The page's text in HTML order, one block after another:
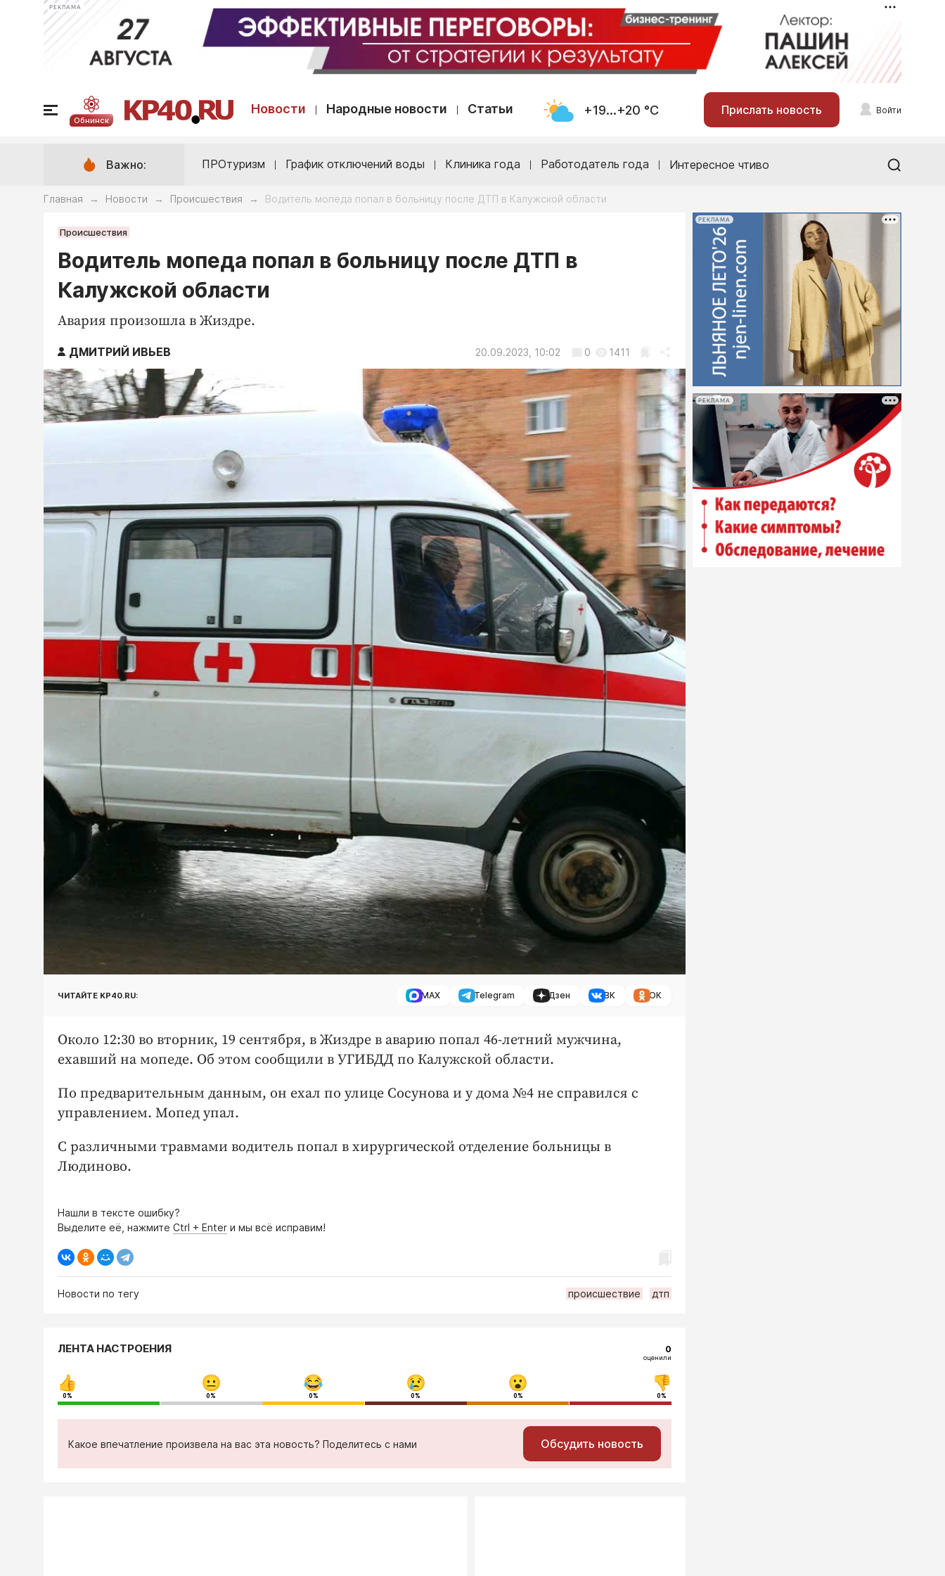
РЕКЛАМА
Обнинск
Новости Народные новости Статьи +19...+20 °С Прислать новость Войти
Важно: ПРОтуризм График отключений воды Клиника года Работодатель года Интересное чтиво
Главная → Новости → Происшествия → Водитель мопеда попал в больницу после ДТП в Калужской области
Происшествия
Водитель мопеда попал в больницу после ДТП в
Калужской области
Авария произошла в Жиздре.
ДМИТРИЙ ИВЬЕВ 20.09.2023, 10:02 0 1411
ЧИТАЙТЕ KP40.RU: MAX Telegram Дзен ВК ОК
Около 12:30 во вторник, 19 сентября, в Жиздре в аварию попал 46-летний мужчина,
ехавший на мопеде. Об этом сообщили в УГИБДД по Калужской области.
По предварительным данным, он ехал по улице Сосунова и у дома №4 не справился с
управлением. Мопед упал.
С различными травмами водитель попал в хирургической отделение больницы в
Людиново.
Нашли в тексте ошибку?
Выделите её, нажмите Ctrl + Enter и мы всё исправим!
Новости по тегу происшествие дтп
РЕКЛАМА
РЕКЛАМА
ЛЕНТА НАСТРОЕНИЯ 0
оценили
0% 0% 0% 0% 0% 0%
Какое впечатление произвела на вас эта новость? Поделитесь с нами Обсудить новость